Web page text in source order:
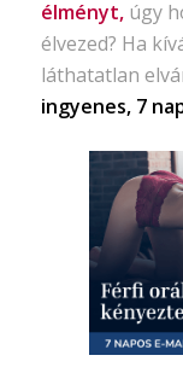
élményt, úgy
élvezed? Ha
láthatatlan
ingyenes, 7